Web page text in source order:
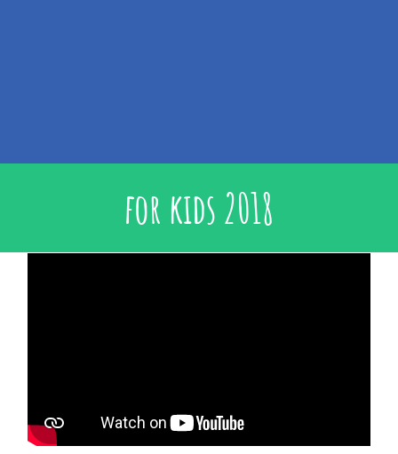
for kids 2018